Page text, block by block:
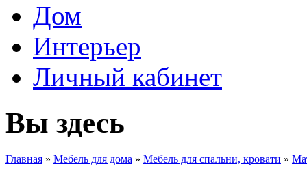
Дом
Интерьер
Личный кабинет
Вы здесь
Главная » Мебель для дома » Мебель для спальни, кровати »